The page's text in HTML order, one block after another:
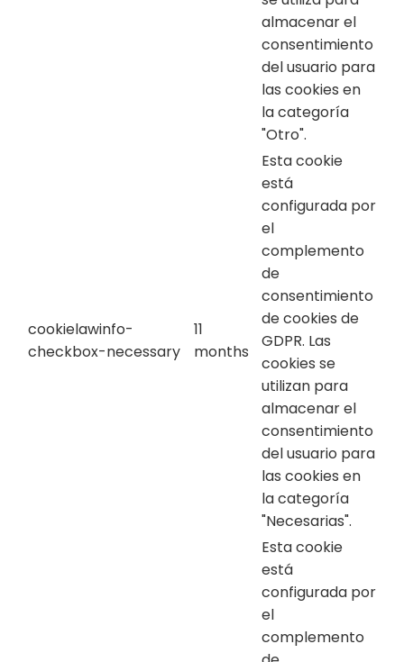
almacenar el
consentimiento
del usuario para
las cookies en
la categoría
"Otro".
cookielawinfo-
checkbox-necessary
11
months
Esta cookie
está
configurada por
el
complemento
de
consentimiento
de cookies de
GDPR. Las
cookies se
utilizan para
almacenar el
consentimiento
del usuario para
las cookies en
la categoría
"Necesarias".
Esta cookie
está
configurada por
el
complemento